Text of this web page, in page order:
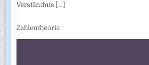
Verständnis [...]
Zahlentheorie